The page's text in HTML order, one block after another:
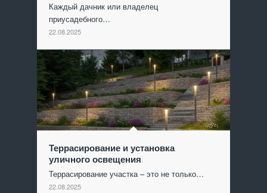
Каждый дачник или владелец
приусадебного…
22.08.2025
Террасирование и установка
уличного освещения
Террасирование участка – это не только…
22.08.2025